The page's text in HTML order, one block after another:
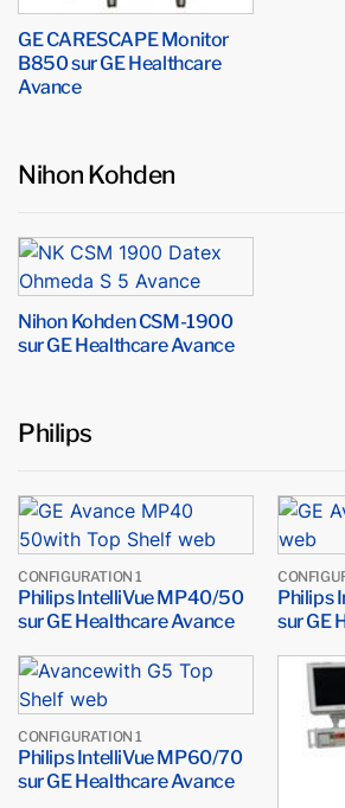
GE CARESCAPE Monitor
B850 sur GE Healthcare
Avance
Nihon Kohden
Nihon Kohden CSM-1900
sur GE Healthcare Avance
Philips
CONFIGURATION 1
Philips IntelliVue MP40/50
sur GE Healthcare Avance
Philips
sur GE
CONFIGURATION 1
Philips IntelliVue MP60/70
sur GE Healthcare Avance